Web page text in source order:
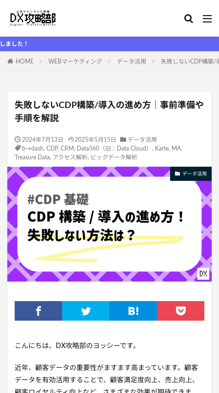
HOME WEBマーケティング データ活用 失敗しないCDP構築/
失敗しないCDP構築/導入の進め方｜事前準備や
手順を解説
2024年7月13日 2025年5月15日
データ活用
b→dash, CDP, CRM , Data360（旧：Data Cloud） , Karte, MA,
Treasure Data, アクセス解析, ビッグデータ解析
データ活用
こんにちは、DX攻略部のヨッシーです。
近年、顧客データの重要性がますます高まっています。顧客
データを有効活用することで、顧客満足度向上、売上向上、